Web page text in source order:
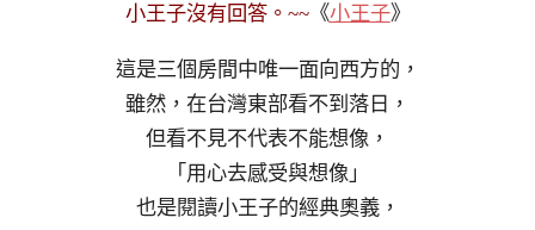
小王子沒有回答。~~《小王子》
這是三個房間中唯一面向西方的，
雖然，在台灣東部看不到落日，
但看不見不代表不能想像，
「用心去感受與想像」
也是閱讀小王子的經典奧義，